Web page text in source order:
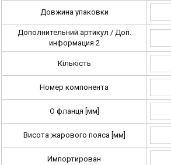
Довжина упаковки
Дополнительний артикул / Доп.
информация 2
Кількість
Номер компонента
O фланця [мм]
Висота жарового пояса [мм]
Импортирован